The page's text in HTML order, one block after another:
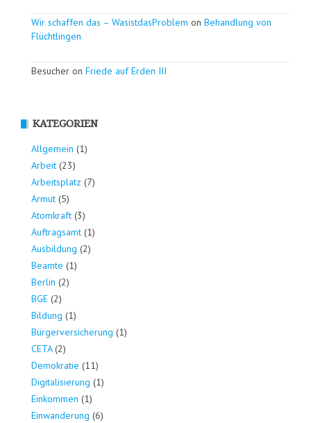
Wir schaffen das – WasistdasProblem on Behandlung von
Flüchtlingen
Besucher on Friede auf Erden III
KATEGORIEN
Allgemein (1)
Arbeit (23)
Arbeitsplatz (7)
Armut (5)
Atomkraft (3)
Auftragsamt (1)
Ausbildung (2)
Beamte (1)
Berlin (2)
BGE (2)
Bildung (1)
Bürgerversicherung (1)
CETA(2)
Demokratie (11)
Digitalisierung (1)
Einkommen (1)
Einwanderung (6)